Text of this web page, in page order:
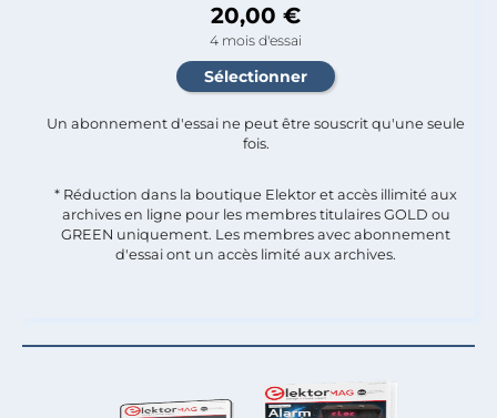
20,00 €
4 mois d'essai
Un abonnement d'essai ne peut être souscrit qu'une seule
fois.​
* Réduction dans la boutique Elektor et accès illimité aux
archives en ligne pour les membres titulaires GOLD ou
GREEN uniquement. Les membres avec abonnement
d'essai ont un accès limité aux archives.